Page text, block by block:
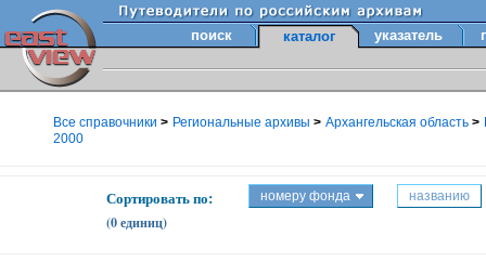
поиск каталог указатель
Все справочники > Региональные архивы > Архангельская область >
2000
Сортировать по: номеру фонда названию
(0 единиц)